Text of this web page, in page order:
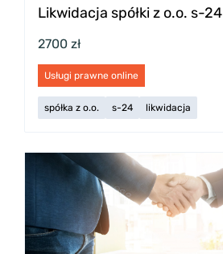
Likwidacja spółki z o.o. s-24
2700 zł
Usługi prawne online
spółka z o.o. s-24 likwidacja